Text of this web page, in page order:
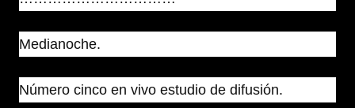
Medianoche.
Número cinco en vivo estudio de difusión.